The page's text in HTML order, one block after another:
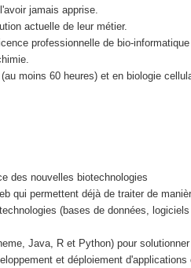
jamais apprise.
actuelle de leur métier.
professionnelle de bio-
moins 60 heures) et en biologie
des nouvelles biotechnologies
qui permettent déjà de traiter de
(bases de données,
Java, R et Python) pour solutionner
et déploiement d'applications